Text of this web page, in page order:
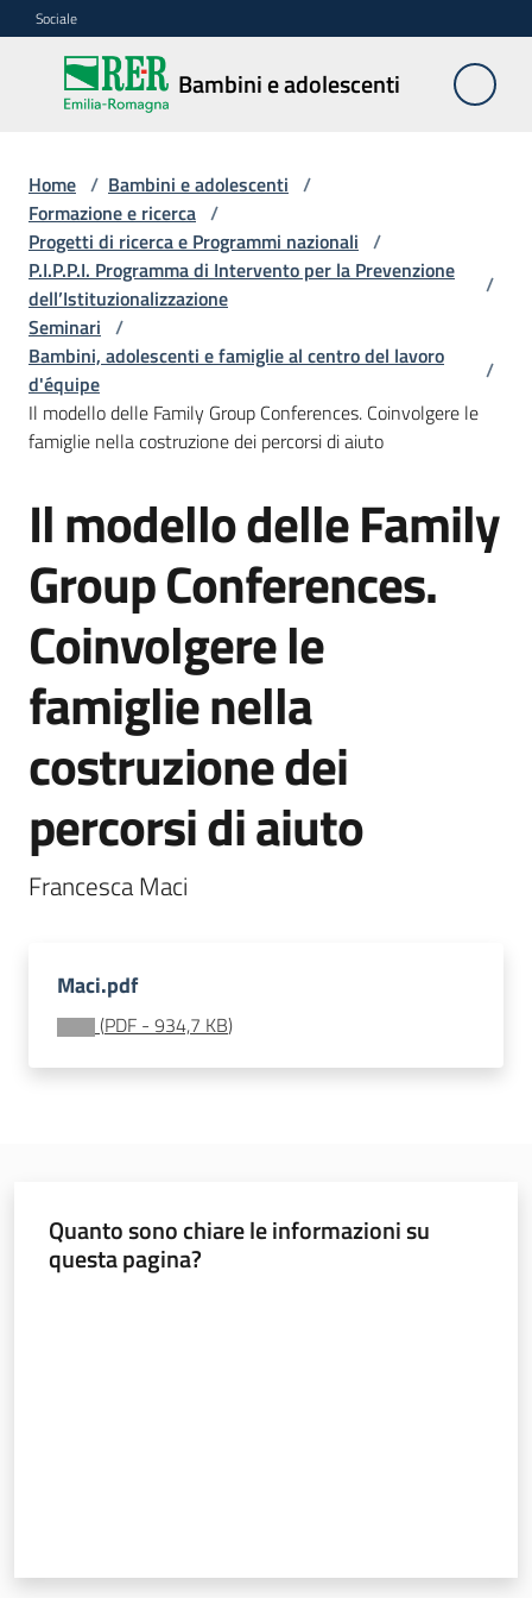
Vai al contenuto
Vai alla navigazione
Vai al footer
Sociale
Bambini e adolescenti
Bambini e
adolescenti
Accoglienza,
tutela
e
sostegno
Adolescenza
Centri
e
soggiorni
socioeducativi
Formazione
e
ricerca
Menu selezionato
Nidi
e
scuole
Novità
Home / Bambini e adolescenti /
Formazione e ricerca /
Progetti di ricerca e Programmi nazionali /
P.I.P.P.I. Programma di Intervento per la Prevenzione
dell’Istituzionalizzazione
/
Seminari /
Bambini, adolescenti e famiglie al centro del lavoro
d'équipe
/
Il modello delle Family Group Conferences. Coinvolgere le
famiglie nella costruzione dei percorsi di aiuto
Il modello delle Family
Group Conferences.
Coinvolgere le
famiglie nella
costruzione dei
percorsi di aiuto
Francesca Maci
Maci.pdf
(PDF - 934,7 KB)
Quanto sono chiare le informazioni su
questa pagina?